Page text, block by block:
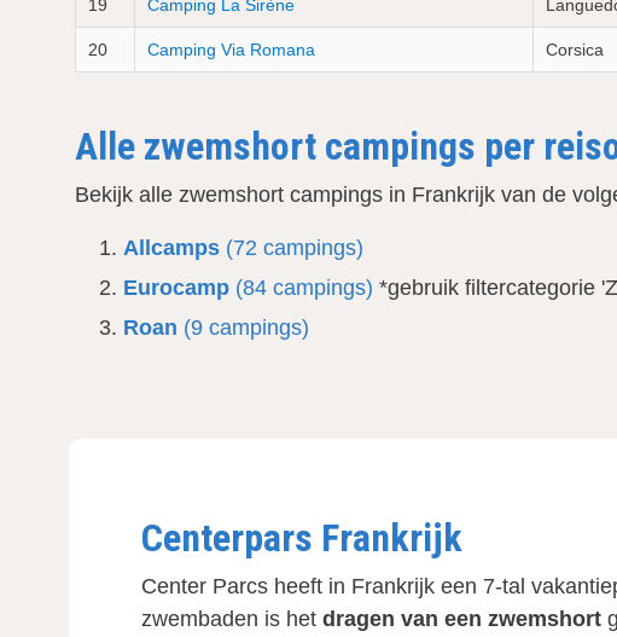
19 Camping La Sirène
20 Camping Via Romana Corsica
Alle zwemshort campings per
Bekijk alle zwemshort campings in Frankrijk van de
Allcamps (72 campings)
Eurocamp (84 campings) *gebruik filtercategorie
Roan (9 campings)
Centerpars Frankrijk
Center Parcs heeft in Frankrijk een 7-tal
zwembaden is het dragen van een zwemshort